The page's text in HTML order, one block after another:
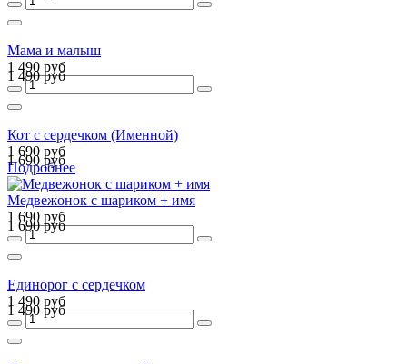
Мама и малыш
1 490 руб
1 490 руб
Кот с сердечком (Именной)
1 690 руб
1 690 руб
Подробнее
Медвежонок с шариком + имя
1 690 руб
1 690 руб
Единорог с сердечком
1 490 руб
1 490 руб